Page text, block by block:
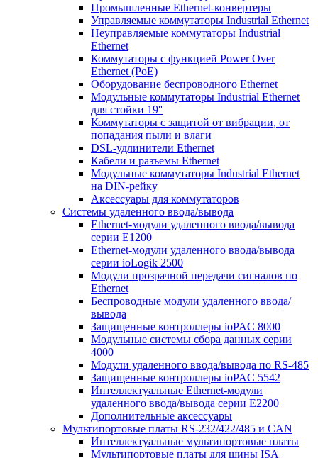
Промышленные Ethernet-конвертеры
Управляемые коммутаторы Industrial Ethernet
Неуправляемые коммутаторы Industrial
Ethernet
Коммутаторы с функцией Power Over
Ethernet (PoE)
Оборудование беспроводного Ethernet
Модульные коммутаторы Industrial Ethernet
для стойки 19''
Коммутаторы с защитой от вибрации, от
попадания пыли и влаги
DSL-удлинители Ethernet
Кабели и разъемы Ethernet
Модульные коммутаторы Industrial Ethernet
на DIN-рейку
Аксессуары для коммутаторов
Системы удаленного ввода/вывода
Ethernet-модули удаленного ввода/вывода
серии E1200
Ethernet-модули удаленного ввода/вывода
серии ioLogik 2500
Модули прозрачной передачи сигналов по
Ethernet
Беспроводные модули удаленного ввода/
вывода
Защищенные контроллеры ioPAC 8000
Модульные системы сбора данных серии
4000
Модули удаленного ввода/вывода по RS-485
Защищенные контроллеры ioPAC 5542
Интеллектуальные Ethernet-модули
удаленного ввода/вывода серии E2200
Дополнительные аксессуары
Мультипортовые платы RS-232/422/485 и CAN
Интеллектуальные мультипортовые платы
Мультипортовые платы для шины ISA